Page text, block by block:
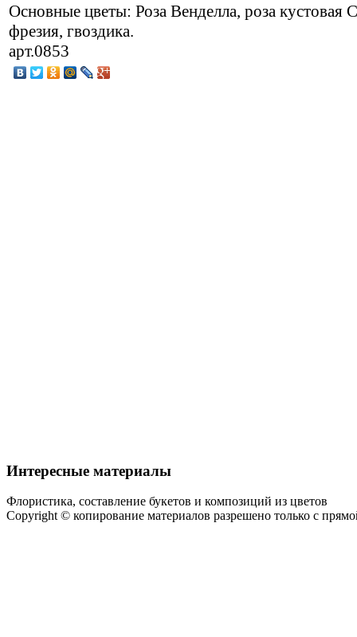
Основные цветы: Роза Венделла, роза кустовая
фрезия, гвоздика.
арт.0853
Интересные материалы
Флористика, составление букетов и композиций из цветов
Copyright © копирование материалов разрешено только с